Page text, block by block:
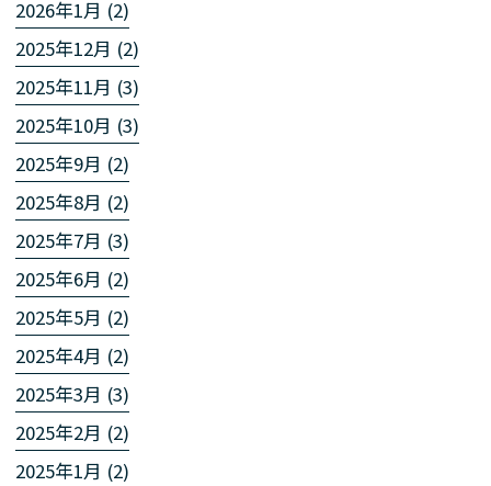
2026年1月 (2)
2025年12月 (2)
2025年11月 (3)
2025年10月 (3)
2025年9月 (2)
2025年8月 (2)
2025年7月 (3)
2025年6月 (2)
2025年5月 (2)
2025年4月 (2)
2025年3月 (3)
2025年2月 (2)
2025年1月 (2)